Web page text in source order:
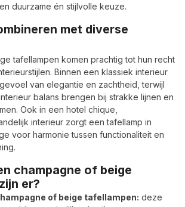
duurzame én stijlvolle keuze.
met diverse
tafellampen komen prachtig tot hun recht
Binnen een klassiek interieur
van elegantie en zachtheid, terwijl
balans brengen bij strakke lijnen en
Ook in een hotel chique,
interieur zorgt een tafellamp in
voor harmonie tussen functionaliteit en
champagne of beige
er?
of beige tafellampen: deze